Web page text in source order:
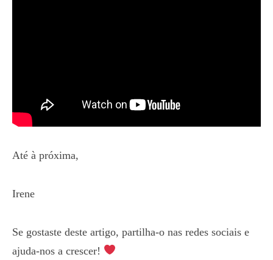
Até à próxima,
Irene
Se gostaste deste artigo, partilha-o nas redes sociais e
ajuda-nos a crescer!